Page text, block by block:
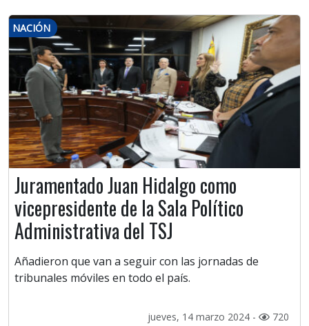
NACIÓN
Juramentado Juan Hidalgo como
vicepresidente de la Sala Político
Administrativa del TSJ
Añadieron que van a seguir con las jornadas de
tribunales móviles en todo el país.
jueves, 14 marzo 2024 - 720